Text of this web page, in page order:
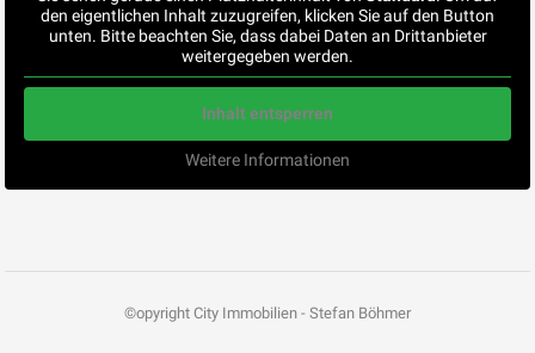
den eigentlichen Inhalt zuzugreifen, klicken Sie auf den Button
unten. Bitte beachten Sie, dass dabei Daten an Drittanbieter
weitergegeben werden.
Inhalt entsperren
Weitere Informationen
©opyright City Immobilien - Stefan Böhmer